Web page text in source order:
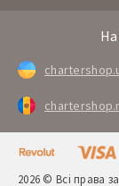
Маршрут
Час вильоту
2026 © Всі права